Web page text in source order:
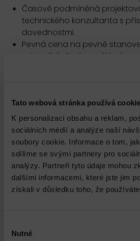
Tato webová stránka používá
K personalizaci obsahu a reklam,
sociálních médií a analýze naší
soubory cookie. Informace o tom,
sdílíme se svými partnery pro
analýzy. Partneři tyto údaje mohou
dalšími informacemi, které jste jim
získali v důsledku toho, že
souhlasu
Nutné
Časově podmíněná
technického konzultanta s
dovednostmi.
Pevná cena na pevně
zahrnující všechny náklady.
Zakoupený čas je dodán v
dokončení úkolů nebo
Dodatečně lze sjednat
služby.
Konzultant je poskytován na
Jakékoli činnosti nebo služby,
vyžadoval práci nad rámec
časového bloku, jsou mimo
budou podléhat
seznámení se s Vašimi potřebami.